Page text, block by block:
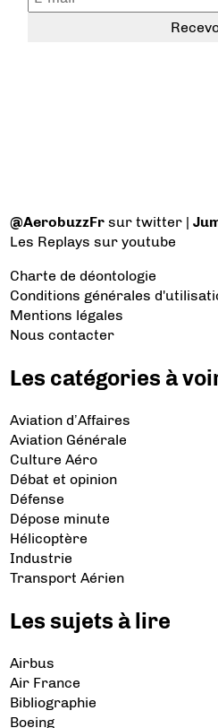
@AerobuzzFr sur twitter |
Les Replays sur youtube
Charte de déontologie
Conditions générales
Mentions légales
Nous contacter
Les catégories à
Aviation d’Affaires
Aviation Générale
Culture Aéro
Débat et opinion
Défense
Dépose minute
Hélicoptère
Industrie
Transport Aérien
Les sujets à lire
Airbus
Air France
Bibliographie
Boeing